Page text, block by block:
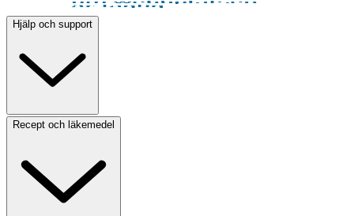
Hjälp och support
Recept och läkemedel